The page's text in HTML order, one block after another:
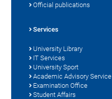
Official publications
Services
University Library
IT Services
University Sport
Academic Advisory Service
Examination Office
Student Affairs